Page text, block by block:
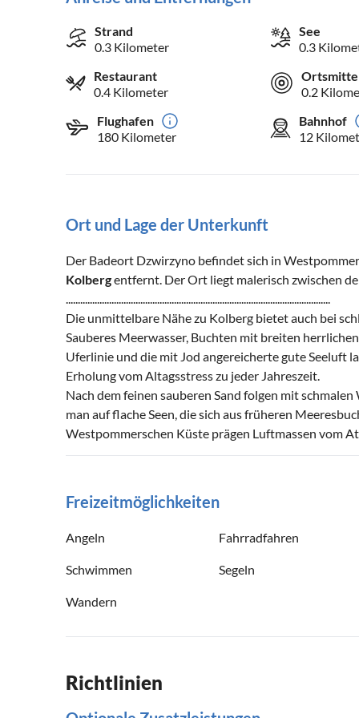
Strand
0.3 Kilometer
See
0.3
Restaurant
0.4 Kilometer
Ortsmitte
0.2
Flughafen
180 Kilometer
Bahnhof
12
Ort und Lage der Unterkunft
Der Badeort Dzwirzyno befindet sich in
Kolbergentfernt. Der Ort liegt malerisch zwischen
Die unmittelbare Nähe zu Kolberg bietet auch bei
Sauberes Meerwasser, Buchten mit breiten
Uferlinie und die mit Jod angereicherte gute Seeluft
Erholung vom Altagsstress zu jeder Jahreszeit.
Nach dem feinen sauberen Sand folgen mit
man auf flache Seen, die sich aus früheren
Westpommerschen Küste prägen Luftmassen vom
Freizeitmöglichkeiten
Angeln Fahrradfahren
Schwimmen Segeln
Wandern
Richtlinien